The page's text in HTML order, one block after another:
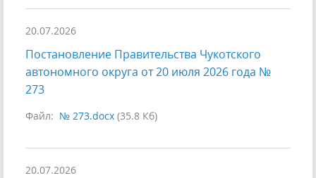
20.07.2026
Постановление Правительства Чукотского
автономного округа от 20 июля 2026 года №
273
Файл: № 273.docx (35.8 Кб)
20.07.2026